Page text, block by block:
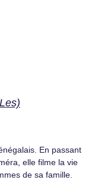
En passant
elle filme la vie
de sa famille.